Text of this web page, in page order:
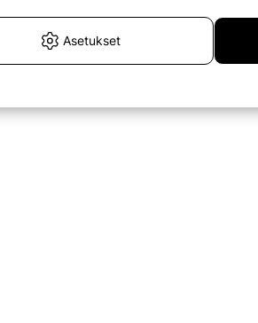
Asetukset